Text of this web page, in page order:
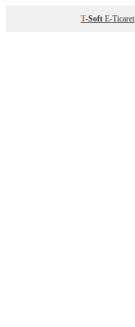
T-Soft E-Ticaret